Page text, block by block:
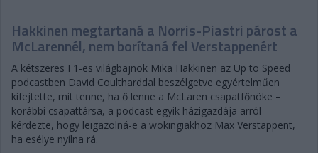
Hakkinen megtartaná a Norris-Piastri párost a
McLarennél, nem borítaná fel Verstappenért
A kétszeres F1-es világbajnok Mika Hakkinen az Up to Speed
podcastben David Coultharddal beszélgetve egyértelműen
kifejtette, mit tenne, ha ő lenne a McLaren csapatfőnöke –
korábbi csapattársa, a podcast egyik házigazdája arról
kérdezte, hogy leigazolná-e a wokingiakhoz Max Verstappent,
ha esélye nyílna rá.